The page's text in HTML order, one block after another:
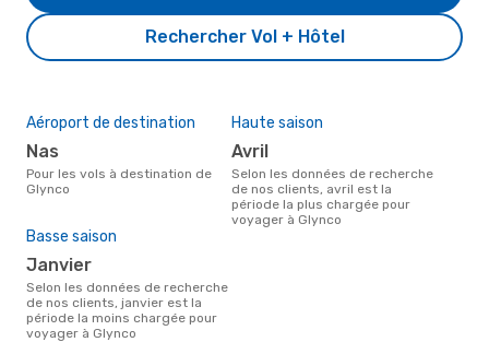
Rechercher Vol + Hôtel
Aéroport de destination
Nas
Pour les vols à destination de
Glynco
Haute saison
avril
Selon les données de recherche
de nos clients, avril est la
période la plus chargée pour
voyager à Glynco
Basse saison
janvier
Selon les données de recherche
de nos clients, janvier est la
période la moins chargée pour
voyager à Glynco